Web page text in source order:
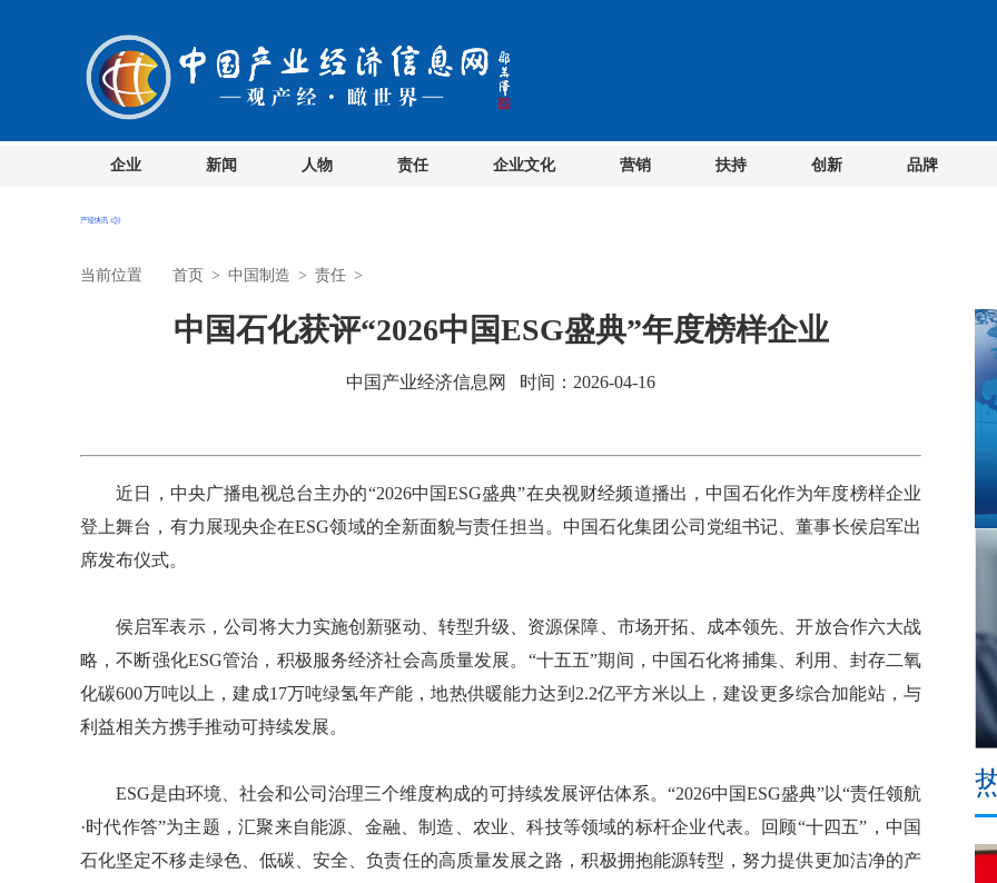
企业 新闻 人物 责任 企业文化 营销 扶持 创新 品牌
当前位置 首页 > 中国制造 > 责任 >
中国石化获评“2026中国ESG盛典”年度榜样企业
中国产业经济信息网 时间：2026-04-16
近日，中央广播电视总台主办的“2026中国ESG盛典”在央视财经频道播出，中国石化作为年度榜样企业
登上舞台，有力展现央企在ESG领域的全新面貌与责任担当。中国石化集团公司党组书记、董事长侯启军出
席发布仪式。
侯启军表示，公司将大力实施创新驱动、转型升级、资源保障、市场开拓、成本领先、开放合作六大战
略，不断强化ESG管治，积极服务经济社会高质量发展。“十五五”期间，中国石化将捕集、利用、封存二氧
化碳600万吨以上，建成17万吨绿氢年产能，地热供暖能力达到2.2亿平方米以上，建设更多综合加能站，与
利益相关方携手推动可持续发展。
ESG是由环境、社会和公司治理三个维度构成的可持续发展评估体系。“2026中国ESG盛典”以“责任领航
·时代作答”为主题，汇聚来自能源、金融、制造、农业、科技等领域的标杆企业代表。回顾“十四五”，中国
石化坚定不移走绿色、低碳、安全、负责任的高质量发展之路，积极拥抱能源转型，努力提供更加洁净的产